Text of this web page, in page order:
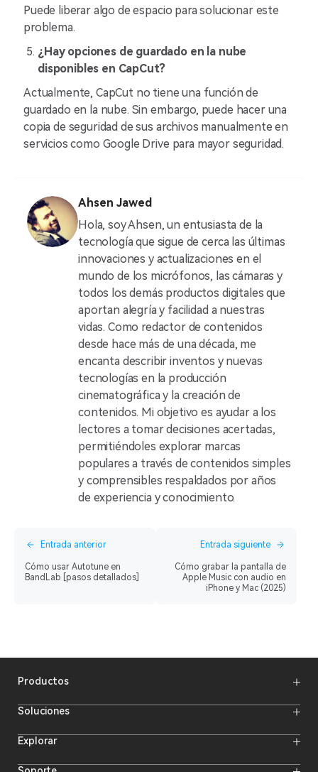
Puede liberar algo de espacio para solucionar este
problema.
¿Hay opciones de guardado en la nube
disponibles en CapCut?
Actualmente, CapCut no tiene una función de
guardado en la nube. Sin embargo, puede hacer una
copia de seguridad de sus archivos manualmente en
servicios como Google Drive para mayor seguridad.
Ahsen Jawed
Hola, soy Ahsen, un entusiasta de la
tecnología que sigue de cerca las últimas
innovaciones y actualizaciones en el
mundo de los micrófonos, las cámaras y
todos los demás productos digitales que
aportan alegría y facilidad a nuestras
vidas. Como redactor de contenidos
desde hace más de una década, me
encanta describir inventos y nuevas
tecnologías en la producción
cinematográfica y la creación de
contenidos. Mi objetivo es ayudar a los
lectores a tomar decisiones acertadas,
permitiéndoles explorar marcas
populares a través de contenidos simples
y comprensibles respaldados por años
de experiencia y conocimiento.
Entrada anterior
Cómo usar Autotune en
BandLab [pasos detallados]
Entrada siguiente
Cómo grabar la pantalla de
Apple Music con audio en
iPhone y Mac (2025)
Productos
Micrófonos inalámbricos
Sistemas de intercomunicación
Monitores de cámara
Soluciones
Sistema de intercomunicación inalámbrico
Explorar